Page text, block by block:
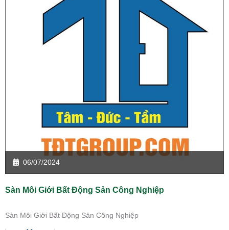
06/07/2024
Sàn Môi Giới Bất Động Sản Công Nghiệp
Sàn Môi Giới Bất Động Sản Công Nghiệp